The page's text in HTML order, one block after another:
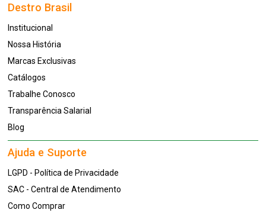
Destro Brasil
Institucional
Nossa História
Marcas Exclusivas
Catálogos
Trabalhe Conosco
Transparência Salarial
Blog
Ajuda e Suporte
LGPD - Política de Privacidade
SAC - Central de Atendimento
Como Comprar